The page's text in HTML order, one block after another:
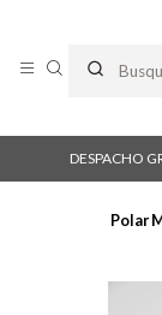
DESPACHO
Polar